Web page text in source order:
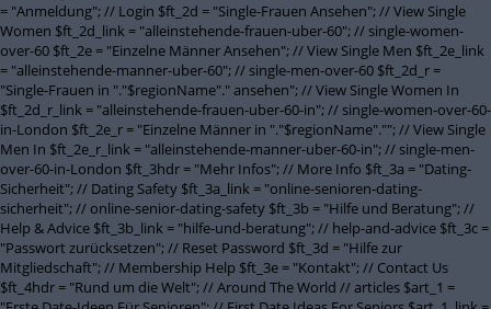
= "Anmeldung"; // Login $ft_2d = "Single-Frauen Ansehen"; // View Single
Women $ft_2d_link = "alleinstehende-frauen-uber-60"; // single-women-
over-60 $ft_2e = "Einzelne Männer Ansehen"; // View Single Men $ft_2e_link
= "alleinstehende-manner-uber-60"; // single-men-over-60 $ft_2d_r =
"Single-Frauen in "."$regionName"." ansehen"; // View Single Women In
$ft_2d_r_link = "alleinstehende-frauen-uber-60-in"; // single-women-over-60-
in-London $ft_2e_r = "Einzelne Männer in "."$regionName".""; // View Single
Men In $ft_2e_r_link = "alleinstehende-manner-uber-60-in"; // single-men-
over-60-in-London $ft_3hdr = "Mehr Infos"; // More Info $ft_3a = "Dating-
Sicherheit"; // Dating Safety $ft_3a_link = "online-senioren-dating-
sicherheit"; // online-senior-dating-safety $ft_3b = "Hilfe und Beratung"; //
Help & Advice $ft_3b_link = "hilfe-und-beratung"; // help-and-advice $ft_3c =
"Passwort zurücksetzen"; // Reset Password $ft_3d = "Hilfe zur
Mitgliedschaft"; // Membership Help $ft_3e = "Kontakt"; // Contact Us
$ft_4hdr = "Rund um die Welt"; // Around The World // articles $art_1 =